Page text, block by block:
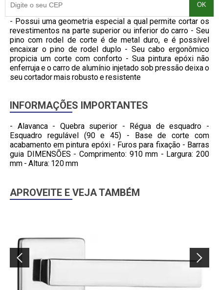
OK
- Possui uma geometria especial a qual permite cortar os
revestimentos na parte superior ou inferior do carro - Seu
pino com rodel de corte é de metal duro, e é possível
encaixar o pino de rodel duplo - Seu cabo ergonômico
propicia um corte com conforto - Sua pintura epóxi não
enferruja e o carro de alumínio injetado sob pressão deixa o
seu cortador mais robusto e resistente
INFORMAÇÕES IMPORTANTES
- Alavanca - Quebra superior - Régua de esquadro -
Esquadro regulável (90 e 45) - Base de corte com
acabamento em pintura epóxi - Furos para fixação - Barras
guia DIMENSÕES - Comprimento: 910 mm - Largura: 200
mm - Altura: 120 mm
APROVEITE E VEJA TAMBÉM